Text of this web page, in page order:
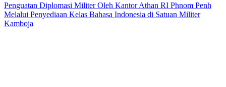
Penguatan Diplomasi Militer Oleh Kantor Athan RI Phnom Penh
Melalui Penyediaan Kelas Bahasa Indonesia di Satuan Militer
Kamboja